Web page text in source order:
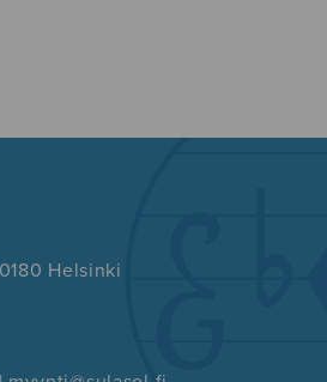
Helsinki